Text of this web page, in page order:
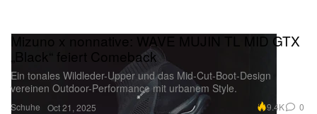
Schuhe
Mizuno x nonnative: WAVE MUJIN TL MID GTX
„Black“ feiert Comeback
Ein tonales Wildleder-Upper und das Mid-Cut-Boot-Design
vereinen Outdoor-Performance mit urbanem Style.
Oct 21, 2025 9.4K 0